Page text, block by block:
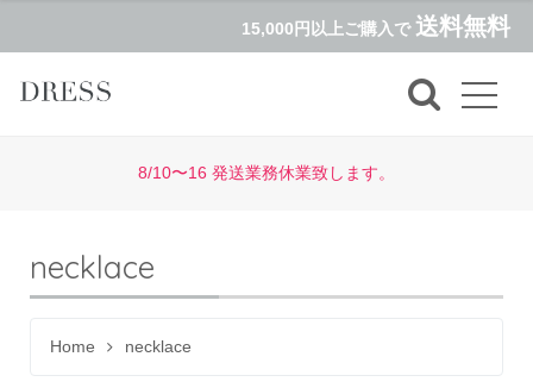
15,000円以上ご購入で 送料無料
8/10〜16 発送業務休業致します。
necklace
Home necklace